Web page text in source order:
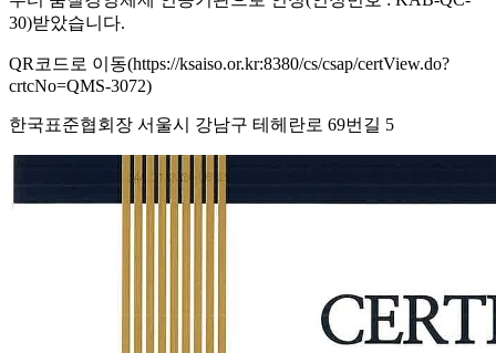
30)받았습니다.
QR코드로 이동(https://ksaiso.or.kr:8380/cs/csap/certView.do?
crtcNo=QMS-3072)
한국표준협회장 서울시 강남구 테헤란로 69번길 5